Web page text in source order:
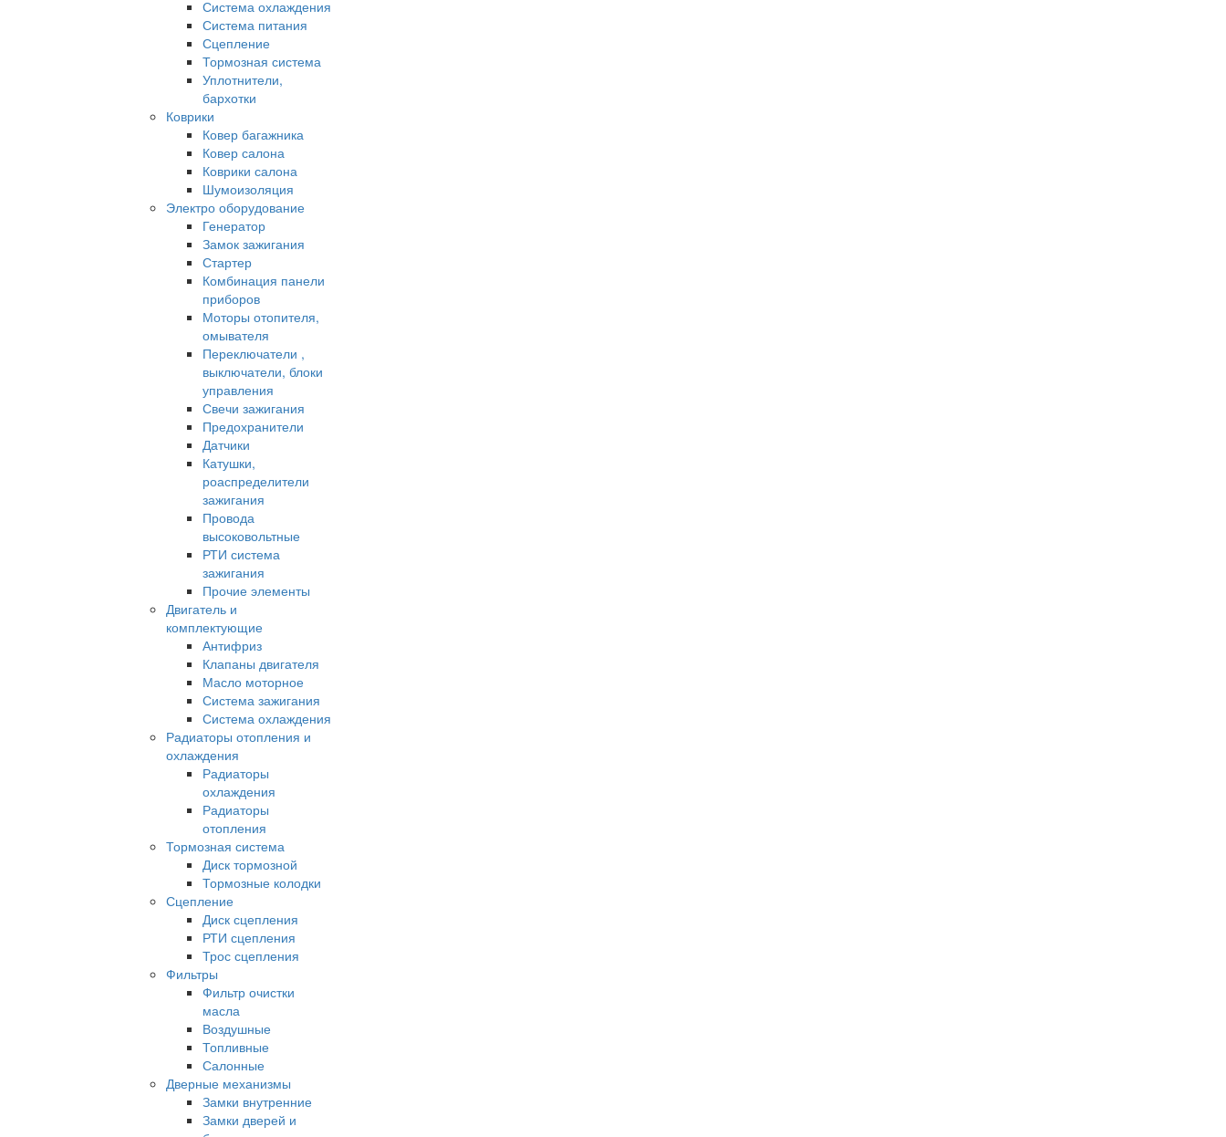
Система охлаждения
Система питания
Сцепление
Тормозная система
Уплотнители,
бархотки
Коврики
Ковер багажника
Ковер салона
Коврики салона
Шумоизоляция
Электро оборудование
Генератор
Замок зажигания
Стартер
Комбинация панели
приборов
Моторы отопителя,
омывателя
Переключатели ,
выключатели, блоки
управления
Свечи зажигания
Предохранители
Датчики
Катушки,
роаспределители
зажигания
Провода
высоковольтные
РТИ система
зажигания
Прочие элементы
Двигатель и
комплектующие
Антифриз
Клапаны двигателя
Масло моторное
Система зажигания
Система охлаждения
Радиаторы отопления и
охлаждения
Радиаторы
охлаждения
Радиаторы
отопления
Тормозная система
Диск тормозной
Тормозные колодки
Сцепление
Диск сцепления
РТИ сцепления
Трос сцепления
Фильтры
Фильтр очистки
масла
Воздушные
Топливные
Салонные
Дверные механизмы
Замки внутренние
Замки дверей и